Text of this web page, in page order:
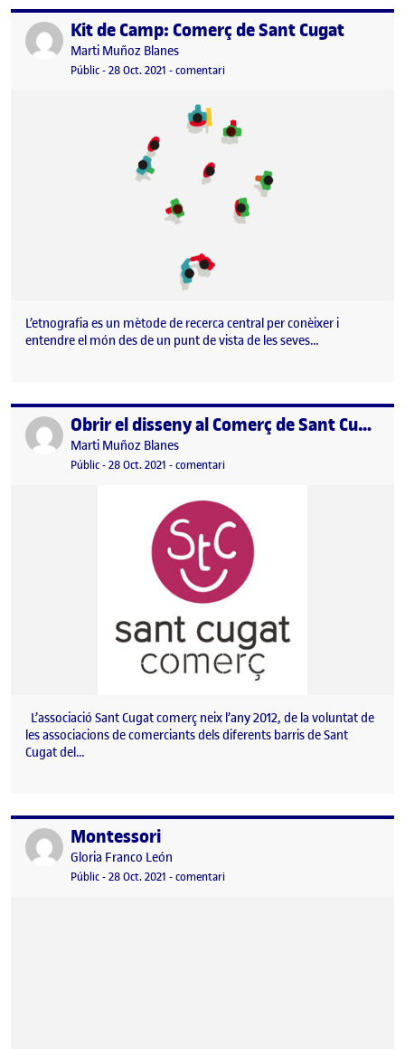
Publicat perKit de Camp: Comerç de Sant Cugat
Publicat per
Marti Muñoz Blanes
Visibilitat:
Públic-Data de publicació
28 Oct. 2021 -comentariel Kit de Camp: Comerç de Sant Cugat
L’etnografia es un mètode de recerca central per conèixer i
entendre el món des de un punt de vista de les seves…
Publicat per Obrir el disseny al Comerç de Sant Cugat
Publicat per
Marti Muñoz Blanes
Visibilitat:
Públic-Data de publicació
28 Oct. 2021 -comentariel Obrir el disseny al Comerç de Sant
L’associació Sant Cugat comerç neix l’any 2012, de la voluntat de
les associacions de comerciants dels diferents barris de Sant
Cugat del…
Publicat perMontessori
Publicat per
Gloria Franco León
Visibilitat:
Públic-Data de publicació
28 Oct. 2021 28 octubre, 2021 3:23 pm
-comentariel Montessori